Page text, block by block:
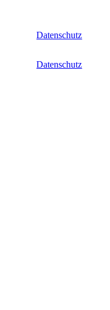
Datenschutz
Datenschutz